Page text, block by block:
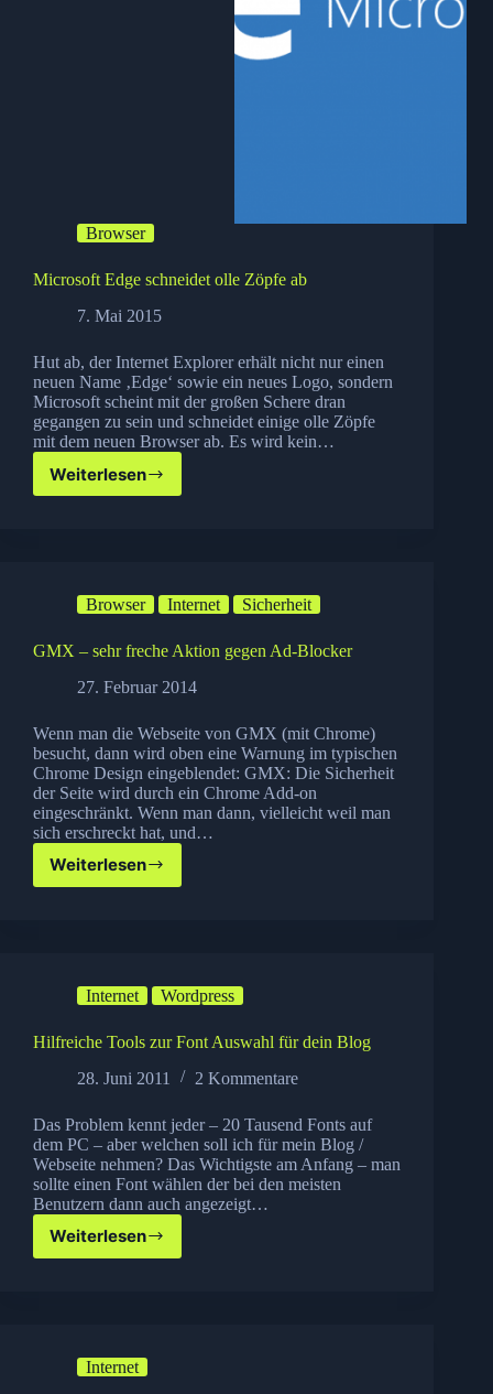
Browser
Microsoft Edge schneidet olle Zöpfe ab
7. Mai 2015
Hut ab, der Internet Explorer erhält nicht nur einen
neuen Name ‚Edge‘ sowie ein neues Logo, sondern
Microsoft scheint mit der großen Schere dran
gegangen zu sein und schneidet einige olle Zöpfe
mit dem neuen Browser ab. Es wird kein…
Weiterlesen
Microsoft
Browser Internet Sicherheit
GMX – sehr freche Aktion gegen Ad-Blocker
27. Februar 2014
Wenn man die Webseite von GMX (mit Chrome)
besucht, dann wird oben eine Warnung im typischen
Chrome Design eingeblendet: GMX: Die Sicherheit
der Seite wird durch ein Chrome Add-on
eingeschränkt. Wenn man dann, vielleicht weil man
sich erschreckt hat, und…
Weiterlesen
GMX
Ad-
Internet Wordpress
Hilfreiche Tools zur Font Auswahl für dein Blog
28. Juni 2011
2 Kommentare
Das Problem kennt jeder – 20 Tausend Fonts auf
dem PC – aber welchen soll ich für mein Blog /
Webseite nehmen? Das Wichtigste am Anfang – man
sollte einen Font wählen der bei den meisten
Benutzern dann auch angezeigt…
Weiterlesen
Hilfreiche
dein
Internet